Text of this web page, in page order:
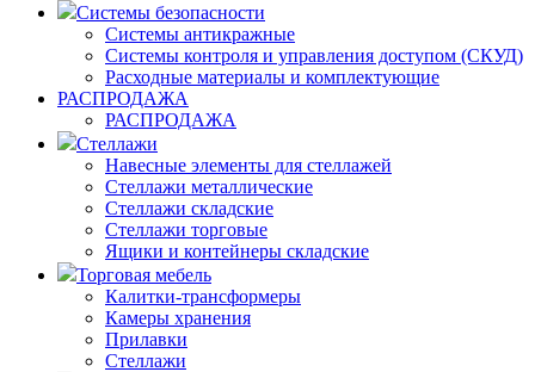
Системы безопасности
Системы антикражные
Системы контроля и управления доступом (СКУД)
Расходные материалы и комплектующие
РАСПРОДАЖА
РАСПРОДАЖА
Стеллажи
Навесные элементы для стеллажей
Стеллажи металлические
Стеллажи складские
Стеллажи торговые
Ящики и контейнеры складские
Торговая мебель
Калитки-трансформеры
Камеры хранения
Прилавки
Стеллажи